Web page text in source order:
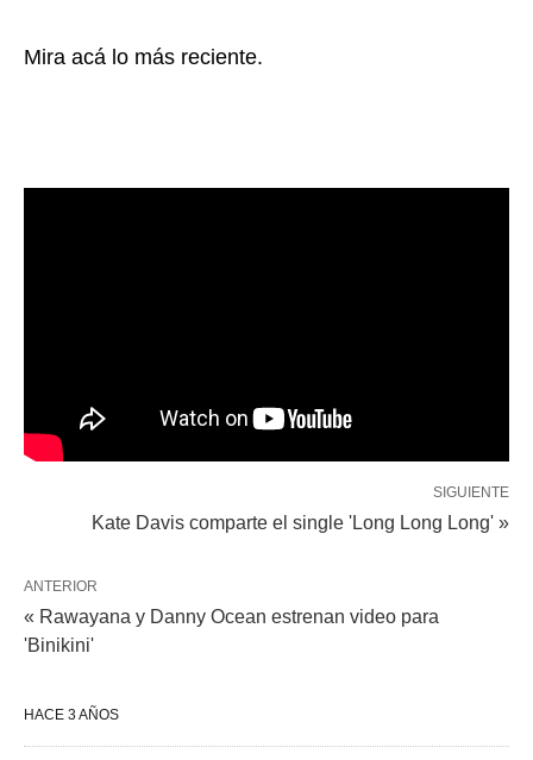
Mira acá lo más reciente.
SIGUIENTE
Kate Davis comparte el single 'Long Long Long' »
ANTERIOR
« Rawayana y Danny Ocean estrenan video para
'Binikini'
HACE 3 AÑOS